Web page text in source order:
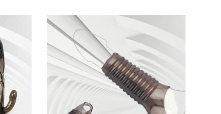
nàng tăng thêm ham muốn
và hưng
nhiều kiểu làm tình và thực hiện ở
các địa
bao cao su bình thường khác. Có thể nói chỉ
Brave về phục vụ cho chuyện chăn gối